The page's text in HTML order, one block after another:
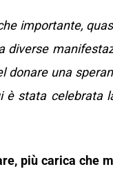
importante,
diverse
donare una
è stata celebrata
più carica che